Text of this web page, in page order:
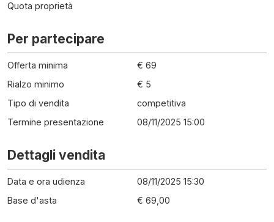
Quota proprietà
Per partecipare
Offerta minima
€ 69
Rialzo minimo
€ 5
Tipo di vendita
competitiva
Termine presentazione
08/11/2025 15:00
Dettagli vendita
Data e ora udienza
08/11/2025 15:30
Base d'asta
€ 69,00